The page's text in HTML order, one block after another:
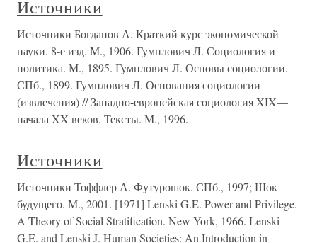
Источники
Источники Богданов А. Краткий курс экономической
науки. 8-е изд. М., 1906. Гумплович Л. Социология и
политика. М., 1895. Гумплович Л. Основы социологии.
СПб., 1899. Гумплович Л. Основания социологии
(извлечения) // Западно-европейская социология XIX—
начала XX веков. Тексты. М., 1996.
Источники
Источники Тоффлер А. Футурошок. СПб., 1997; Шок
будущего. М., 2001. [1971] Lenski G.E. Power and Privilege.
A Theory of Social Stratification. New York, 1966. Lenski
G.E. and Lenski J. Human Societies: An Introduction in